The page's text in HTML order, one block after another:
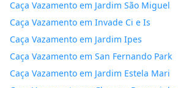
Caça Vazamento em Jardim São Miguel
Caça Vazamento em Invade Ci e Is
Caça Vazamento em Jardim Ipes
Caça Vazamento em San Fernando Park
Caça Vazamento em Jardim Estela Mari